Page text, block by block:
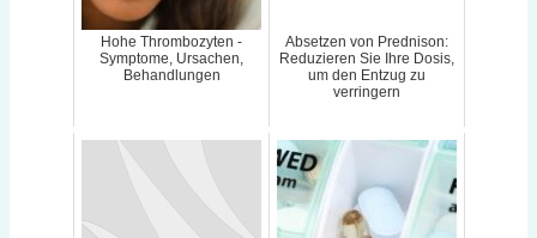
Hohe Thrombozyten -
Symptome, Ursachen,
Behandlungen
Absetzen von Prednison:
Reduzieren Sie Ihre Dosis,
um den Entzug zu
verringern